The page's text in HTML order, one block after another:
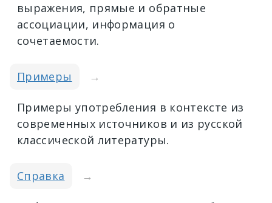
выражения, прямые и обратные
ассоциации, информация о
сочетаемости.
Примеры →
Примеры употребления в контексте из
современных источников и из русской
классической литературы.
Справка →